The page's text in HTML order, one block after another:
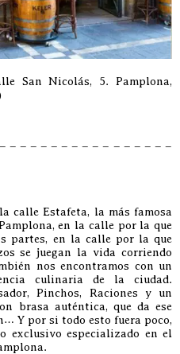
San Nicolás, 5. Pamplona,
– – – – – – – – – – – – – – – –
calle Estafeta, la más famosa
en la calle por la que
partes, en la calle por la que
se juegan la vida corriendo
nos encontramos con un
culinaria de la ciudad.
Pinchos, Raciones y un
brasa auténtica, que da ese
Y por si todo esto fuera poco,
exclusivo especializado en el